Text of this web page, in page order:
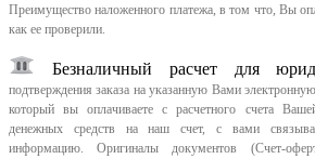
Преимущество наложенного платежа, в том что, Вы
как ее проверили.
Безналичный расчет для
подтверждения заказа на указанную Вами
который вы оплачиваете с расчетного счета
денежных средств на наш счет, с вами
информацию. Оригиналы документов (Счет-